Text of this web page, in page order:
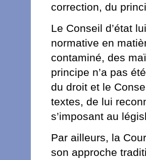
correction, du
Le Conseil d’état
normative en
contaminé, des
principe n’a pas
du droit et le
textes, de lui
s’imposant au
Par ailleurs, la
son approche